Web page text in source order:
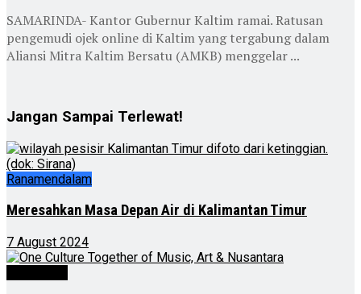
SAMARINDA- Kantor Gubernur Kaltim ramai. Ratusan
pengemudi ojek online di Kaltim yang tergabung dalam
Aliansi Mitra Kaltim Bersatu (AMKB) menggelar ...
Jangan Sampai Terlewat!
Ranamendalam
Meresahkan Masa Depan Air di Kalimantan Timur
7 August 2024